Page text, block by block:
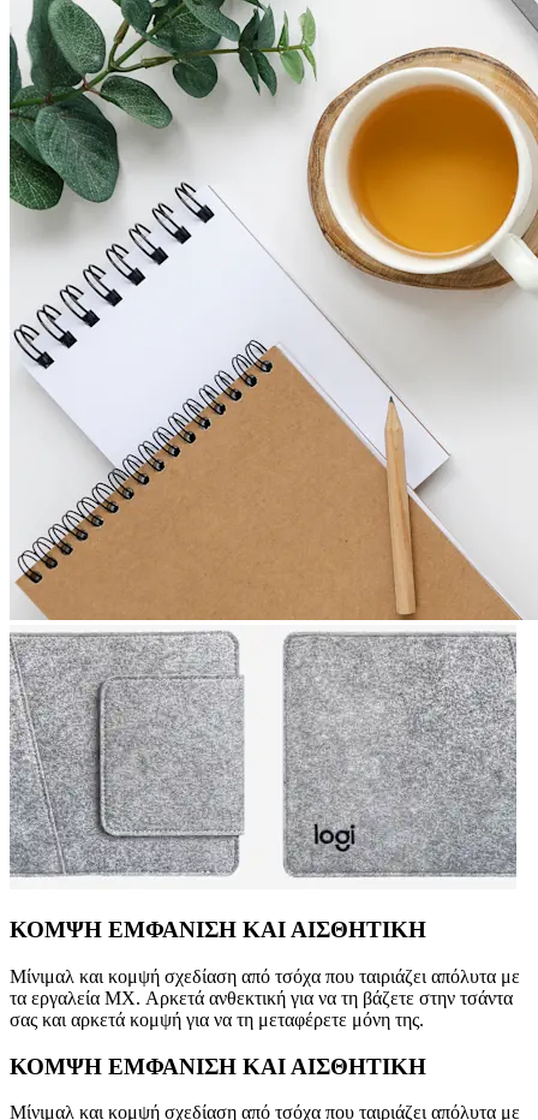
ΚΟΜΨΗ ΕΜΦΑΝΙΣΗ ΚΑΙ ΑΙΣΘΗΤΙΚΗ
Μίνιμαλ και κομψή σχεδίαση από τσόχα που ταιριάζει απόλυτα με
τα εργαλεία MX. Αρκετά ανθεκτική για να τη βάζετε στην τσάντα
σας και αρκετά κομψή για να τη μεταφέρετε μόνη της.
ΚΟΜΨΗ ΕΜΦΑΝΙΣΗ ΚΑΙ ΑΙΣΘΗΤΙΚΗ
Μίνιμαλ και κομψή σχεδίαση από τσόχα που ταιριάζει απόλυτα με